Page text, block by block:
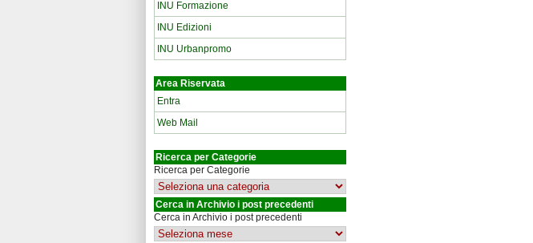
INU Formazione
INU Edizioni
INU Urbanpromo
Area Riservata
Entra
Web Mail
Ricerca per Categorie
Ricerca per Categorie
Cerca in Archivio i post precedenti
Cerca in Archivio i post precedenti